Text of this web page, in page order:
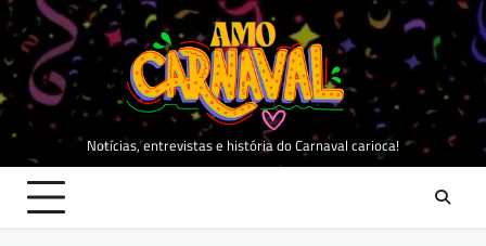
Skip
content
Notícias, entrevistas e história do Carnaval carioca!